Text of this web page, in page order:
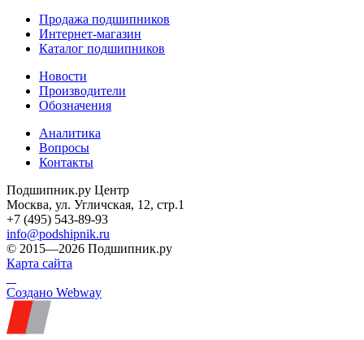
Продажа подшипников
Интернет-магазин
Каталог подшипников
Новости
Производители
Обозначения
Аналитика
Вопросы
Контакты
Подшипник.ру Центр
Москва, ул. Угличская, 12, стр.1
+7 (495) 543-89-93
info@podshipnik.ru
© 2015—2026 Подшипник.ру
Карта сайта
Создано Webway